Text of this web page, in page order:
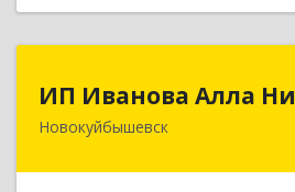
ИП Иванова Алла
Новокуйбышевск